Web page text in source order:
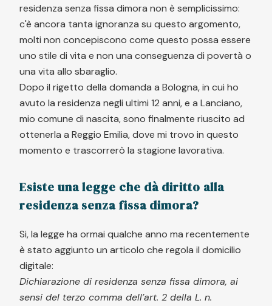
residenza senza fissa dimora non è semplicissimo:
c'è ancora tanta ignoranza su questo argomento,
molti non concepiscono come questo possa essere
uno stile di vita e non una conseguenza di povertà o
una vita allo sbaraglio.
Dopo il rigetto della domanda a Bologna, in cui ho
avuto la residenza negli ultimi 12 anni, e a Lanciano,
mio comune di nascita, sono finalmente riuscito ad
ottenerla a Reggio Emilia, dove mi trovo in questo
momento e trascorrerò la stagione lavorativa.
Esiste una legge che dà diritto alla
residenza senza fissa dimora?
Si, la legge ha ormai qualche anno ma recentemente
è stato aggiunto un articolo che regola il domicilio
digitale:
Dichiarazione di residenza senza fissa dimora, ai
sensi del terzo comma dell’art. 2 della L. n.